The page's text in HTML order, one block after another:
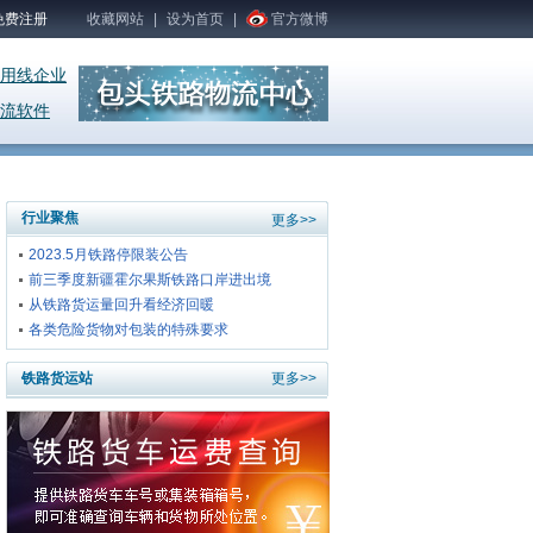
官方微博
设为首页
收藏网站
费注册
线企业
软件
行业聚焦 更多>>
2023.5月铁路停限装公告
前三季度新疆霍尔果斯铁路口岸进出境
从铁路货运量回升看经济回暖
各类危险货物对包装的特殊要求
铁路货运站 更多>>